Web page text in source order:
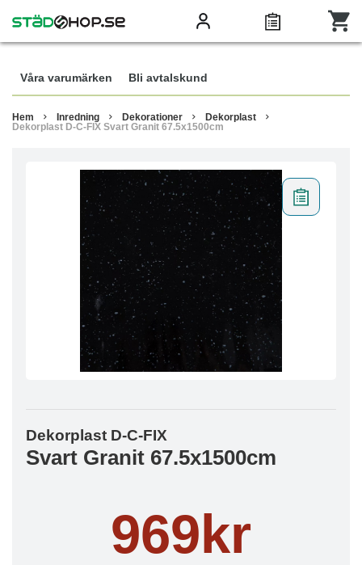
Våra varumärken Bli avtalskund
Hem Inredning Dekorationer
Dekorplast
Dekorplast D-C-FIX Svart Granit 67.5x1500cm
Dekorplast D-C-FIX
Svart Granit 67.5x1500cm
969kr